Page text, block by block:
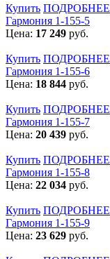
Купить ПОДРОБНЕЕ
Гармония 1-155-5
Цена: 17 249 руб.
Купить ПОДРОБНЕЕ
Гармония 1-155-6
Цена: 18 844 руб.
Купить ПОДРОБНЕЕ
Гармония 1-155-7
Цена: 20 439 руб.
Купить ПОДРОБНЕЕ
Гармония 1-155-8
Цена: 22 034 руб.
Купить ПОДРОБНЕЕ
Гармония 1-155-9
Цена: 23 629 руб.